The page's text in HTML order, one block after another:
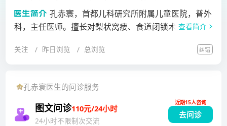
使用腹腔镜、胆道镜、电子胃镜、电子肠镜等工具对小
儿外科疾病进行无创诊断和微创手术治疗。
孔赤寰，首都儿科研究所附属儿童医院，普外
科，主任医师。擅长对梨状窝瘘、食道闭锁术后食管气
高压消化道出血、胰腺假性囊肿、胆囊结石、消化道畸
等工具对小儿外科疾病进行无创诊断和微创手术治疗。
从事新生儿及小儿普外科专业近30年。擅长使用腹腔
镜、胆道镜、电子胃镜、电子肠镜等工具对小儿普外科
查看简介
关注 昨日浏览 总浏览 纠错
孔赤寰医生的问诊服务
图文问诊110元/24小时
24小时不限制次交流
去问诊
近期15人咨询